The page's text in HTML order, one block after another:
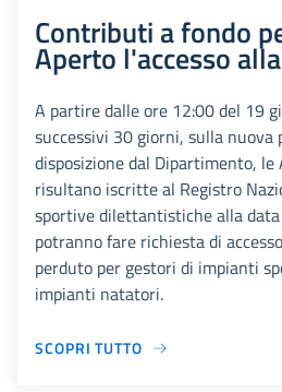
Contributi a fondo
Aperto l'accesso
A partire dalle ore 12:00 del 19
successivi 30 giorni, sulla nuova
disposizione dal Dipartimento, le
risultano iscritte al Registro
sportive dilettantistiche alla
potranno fare richiesta di
perduto per gestori di impianti
impianti natatori.
SCOPRI TUTTO